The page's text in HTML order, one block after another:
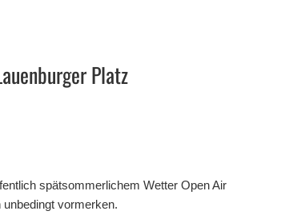
Platz
spätsommerlichem Wetter Open Air
vormerken.